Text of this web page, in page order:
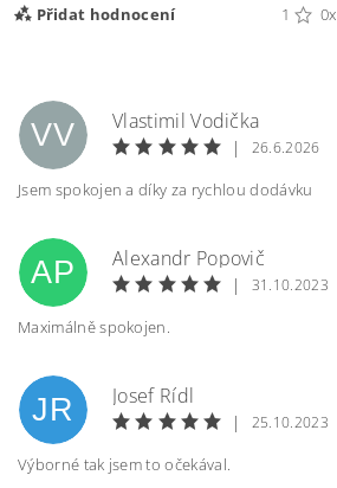
Přidat hodnocení
1
0x
Vložením hodnocení souhlasíte s
ochrany osobních údajů
VV
Vlastimil Vodička
|
26.6.2026
Jsem spokojen a díky za rychlou dodávku
AP
Alexandr Popovič
|
31.10.2023
Maximálně spokojen.
JR
Josef Rídl
|
25.10.2023
Výborné tak jsem to očekával.